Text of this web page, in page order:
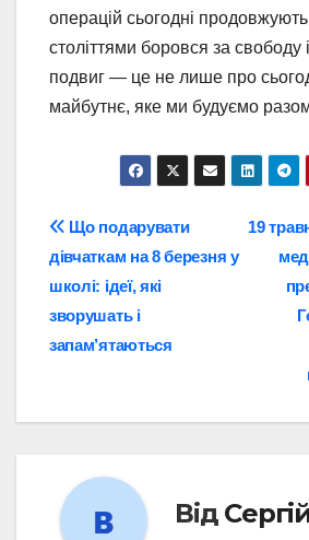
операцій сьогодні
століттями боровся за свободу і
подвиг — це не лише про
майбутнє, яке ми будуємо
Навігація
записів
19
Що подарувати
дівчаткам на 8 березня у
школі: ідеї, які
зворушать і
запам’ятаються
Від